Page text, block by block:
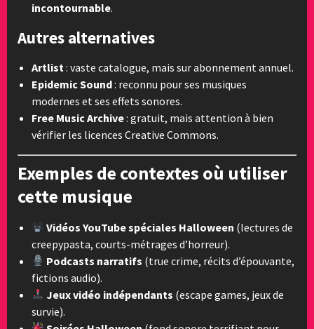
incontournable.
Autres alternatives
Artlist : vaste catalogue, mais sur abonnement annuel.
Epidemic Sound: reconnu pour ses musiques
modernes et ses effets sonores.
Free Music Archive: gratuit, mais attention à bien
vérifier les licences Creative Commons.
Exemples de contextes où utiliser
cette musique
Vidéos YouTube spéciales Halloween (lectures de
creepypasta, courts-métrages d’horreur).
Podcasts narratifs (true crime, récits d’épouvante,
fictions audio).
Jeux vidéo indépendants (escape games, jeux de
survie).